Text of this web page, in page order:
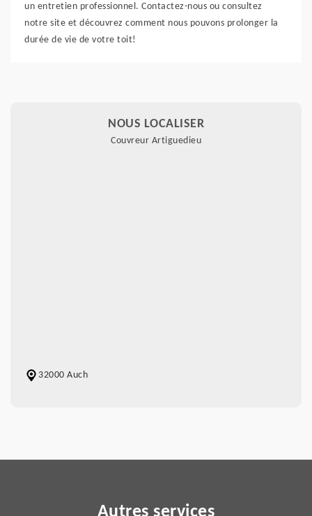
un entretien professionnel. Contactez-nous ou consultez
notre site et découvrez comment nous pouvons prolonger la
durée de vie de votre toit!
NOUS LOCALISER
Couvreur Artiguedieu
32000 Auch
Autres services